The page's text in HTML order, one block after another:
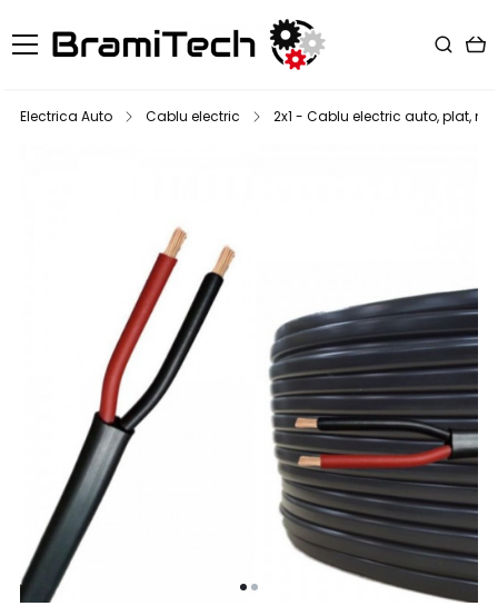
Electrica Auto Cablu electric 2x1 - Cablu electric auto, plat,